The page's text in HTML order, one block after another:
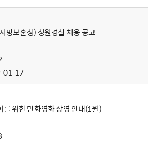
방보훈청) 청원경찰 채용 공고
01-17
를 위한 만화영화 상영 안내(1월)